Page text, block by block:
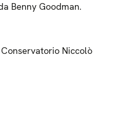
Benny Goodman.
Niccolò